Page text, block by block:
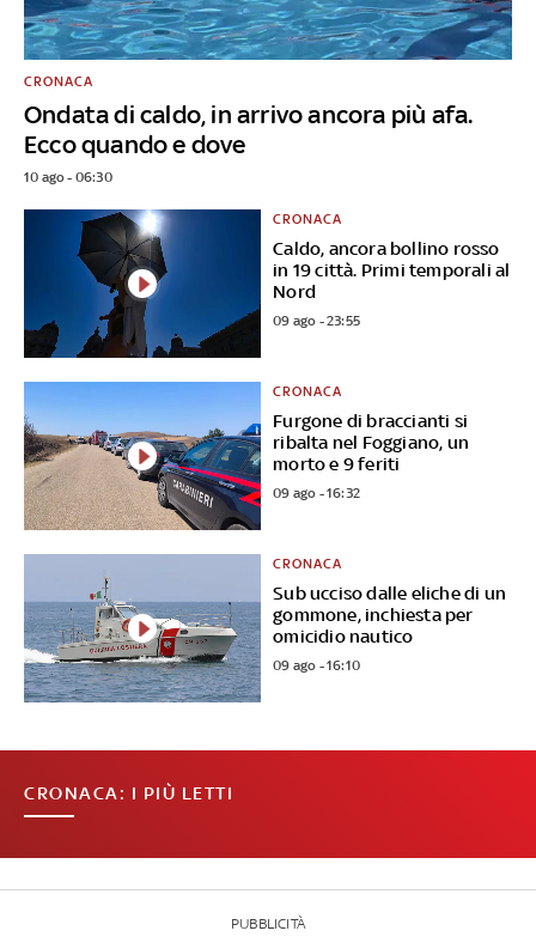
Ondata di caldo, in arrivo ancora più afa.
Ecco quando e dove
CRONACA
10 ago - 06:30
Caldo, ancora bollino rosso
in 19 città. Primi temporali al
Nord
CRONACA
09 ago - 23:55
Furgone di braccianti si
ribalta nel Foggiano, un
morto e 9 feriti
CRONACA
09 ago - 16:32
Sub ucciso dalle eliche di un
gommone, inchiesta per
omicidio nautico
CRONACA
09 ago - 16:10
CRONACA: I PIÙ LETTI
PUBBLICITÀ